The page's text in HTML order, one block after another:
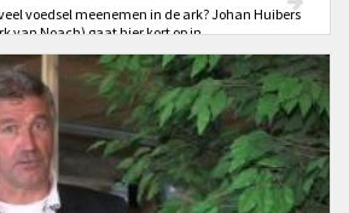
voedsel meenemen in de ark? Johan Huibers
van Noach) gaat hier kort op in.